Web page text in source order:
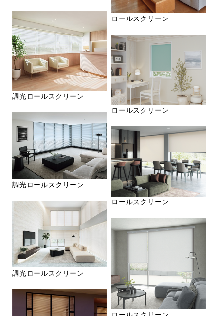
調光ロールスクリーン
調光ロールスクリーン
調光ロールスクリーン
ロールスクリーン
ロールスクリーン
ロールスクリーン